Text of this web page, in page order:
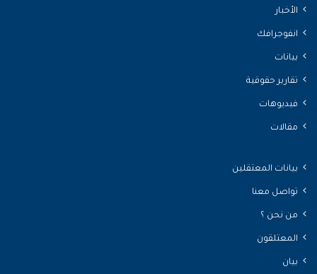
الأخبار
انفوجرافك
بيانات
تقارير حقوقية
فيديوهات
مقالات
بيانات المعتقلين
تواصل معنا
من نحن ؟
المعتلقون
بيان